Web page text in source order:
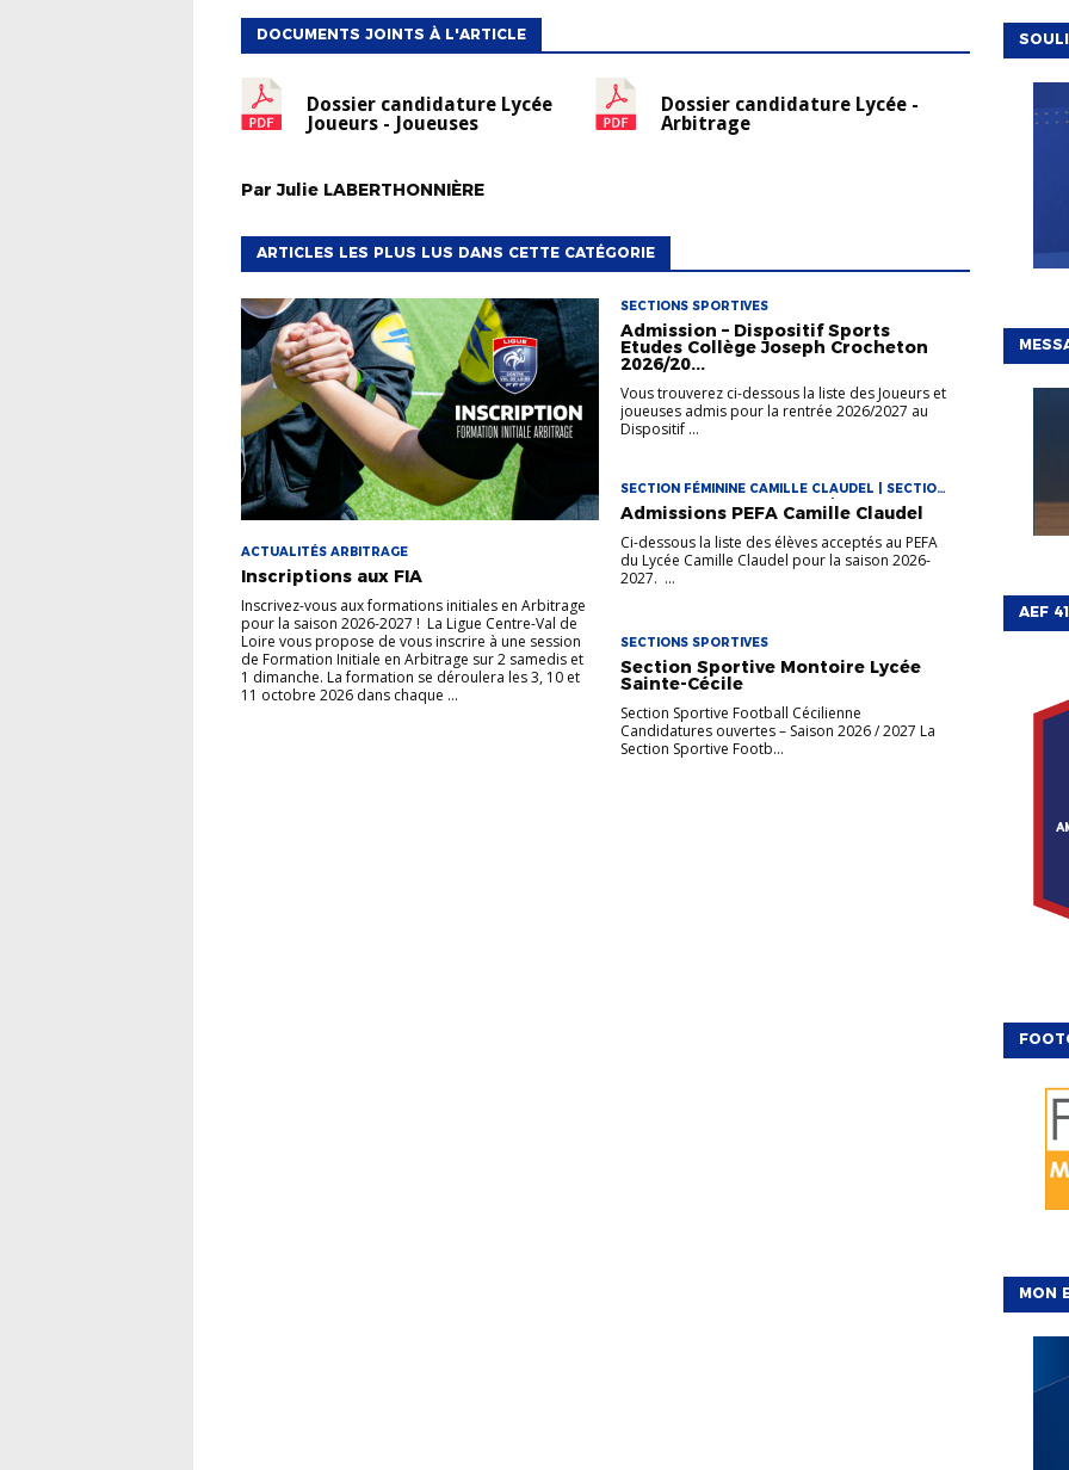
DOCUMENTS JOINTS À L'ARTICLE
Dossier candidature Lycée
Joueurs - Joueuses
Dossier candidature Lycée -
Arbitrage
ParJulie LABERTHONNIÈRE
ARTICLES LES PLUS LUS DANS CETTE CATÉGORIE
ACTUALITÉS ARBITRAGE
Inscriptions aux FIA
Inscrivez-vous aux formations initiales en Arbitrage
pour la saison 2026-2027 ! La Ligue Centre-Val de
Loire vous propose de vous inscrire à une session
de Formation Initiale en Arbitrage sur 2 samedis et
1 dimanche. La formation se déroulera les 3, 10 et
11 octobre 2026 dans chaque ...
SECTIONS SPORTIVES
Admission – Dispositif Sports
Etudes Collège Joseph Crocheton
2026/20...
Vous trouverez ci-dessous la liste des Joueurs et
joueuses admis pour la rentrée 2026/2027 au
Dispositif ...
SECTION FÉMININE CAMILLE CLAUDEL | SECTION
MASCULINE CAMILLE CLAUDEL | SECTIONS
SPORTIVES
Admissions PEFA Camille Claudel
Ci-dessous la liste des élèves acceptés au PEFA
du Lycée Camille Claudel pour la saison 2026-
2027. ...
SECTIONS SPORTIVES
Section Sportive Montoire Lycée
Sainte-Cécile
Section Sportive Football Cécilienne
Candidatures ouvertes – Saison 2026 / 2027 La
Section Sportive Footb...
AEF 41
MON